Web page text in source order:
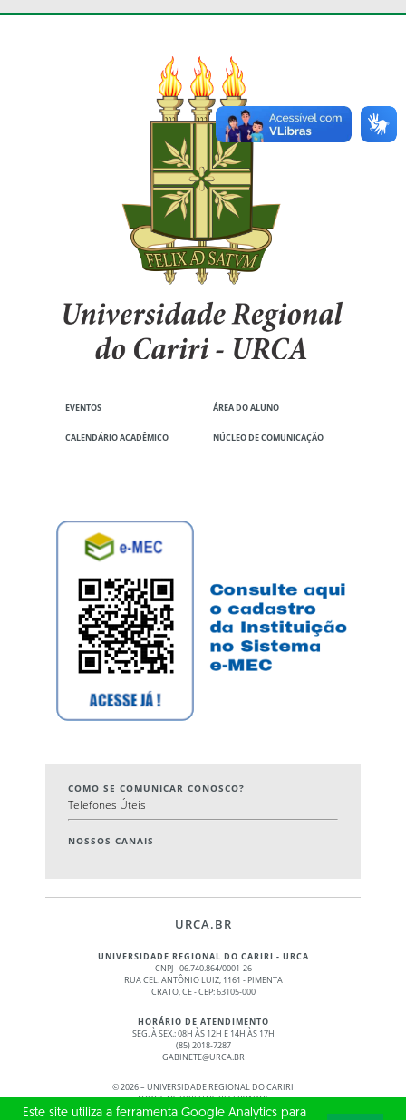
EVENTOS ÁREA DO ALUNO
CALENDÁRIO ACADÊMICO NÚCLEO DE COMUNICAÇÃO
COMO SE COMUNICAR CONOSCO?
Telefones Úteis
NOSSOS CANAIS
URCA.BR
UNIVERSIDADE REGIONAL DO CARIRI - URCA
CNPJ - 06.740.864/0001-26
RUA CEL. ANTÔNIO LUIZ, 1161 - PIMENTA
CRATO, CE - CEP: 63105-000
HORÁRIO DE ATENDIMENTO
SEG. À SEX.: 08H ÀS 12H E 14H ÀS 17H
(85) 2018-7287
GABINETE@URCA.BR
©2026 – UNIVERSIDADE REGIONAL DO CARIRI
TODOS OS DIREITOS RESERVADOS
Este site utiliza a ferramenta Google Analytics para